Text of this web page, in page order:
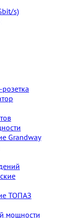
s)
Grandway
ТОПАЗ
мощности